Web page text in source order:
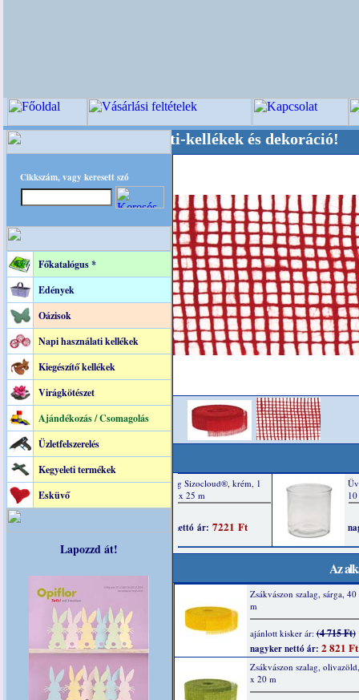
Cikkszám, vagy keresett szó
Főkatalógus *
Edények
Oázisok
Napi használati kellékek
Kiegészítő kellékek
Virágkötészet
Ajándékozás / Csomagolás
Üzletfelszerelés
Kegyeleti termékek
Esküvő
Lapozzd át!
, Kegyeleti-kellékek és dekoráció!
Az
Zsákvászon szalag, sárga,
m
ajánlott kisker ár:(4 715 Ft)
nagyker nettó ár: 2 821 Ft
Zsákvászon szalag,
x 20 m